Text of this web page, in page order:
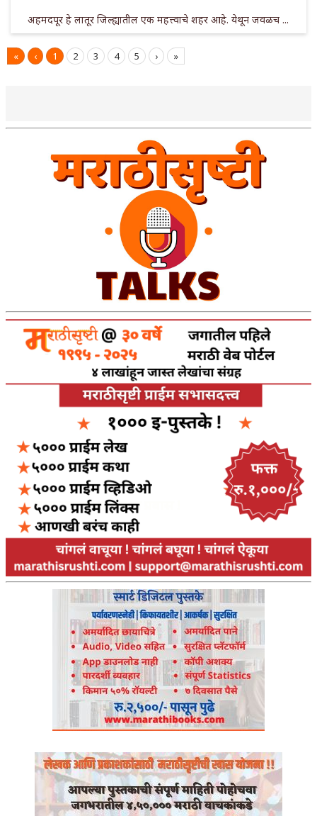
अहमदपूर हे लातूर जिल्ह्यातील एक महत्त्वाचे शहर आहे. येथून जवळच ...
« ‹ 1 2 3 4 5 › »